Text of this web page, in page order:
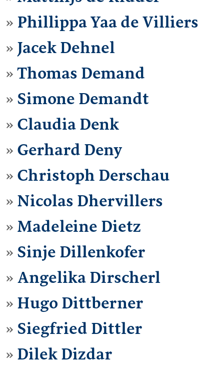
Phillippa Yaa de Villiers
Jacek Dehnel
Thomas Demand
Simone Demandt
Claudia Denk
Gerhard Deny
Christoph Derschau
Nicolas Dhervillers
Madeleine Dietz
Sinje Dillenkofer
Angelika Dirscherl
Hugo Dittberner
Siegfried Dittler
Dilek Dizdar